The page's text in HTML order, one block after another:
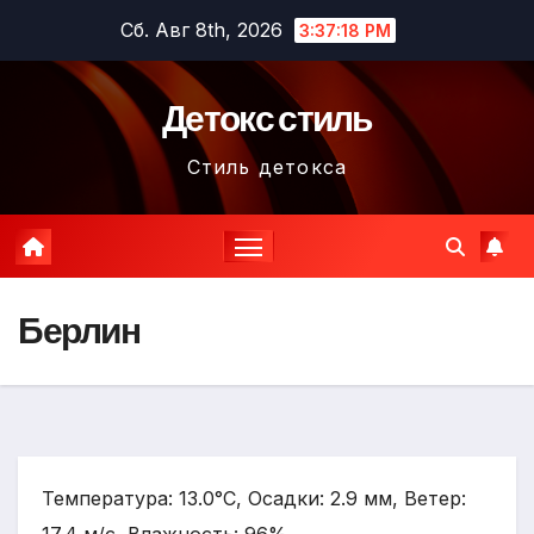
содержимому
Сб. Авг 8th, 2026 3:37:19 PM
Детокс стиль
Стиль детокса
Берлин
Температура: 13.0°C, Осадки: 2.9 мм, Ветер: